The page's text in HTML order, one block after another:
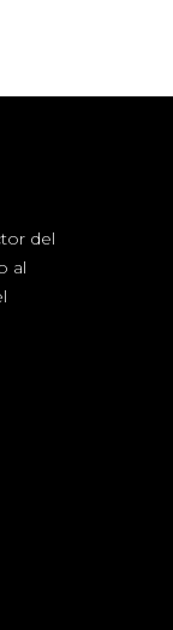
del
al